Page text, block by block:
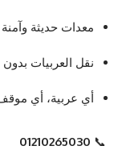
معدات حديثة وآمنة
نقل العربيات
أي عربية، أي
📞
01210265030